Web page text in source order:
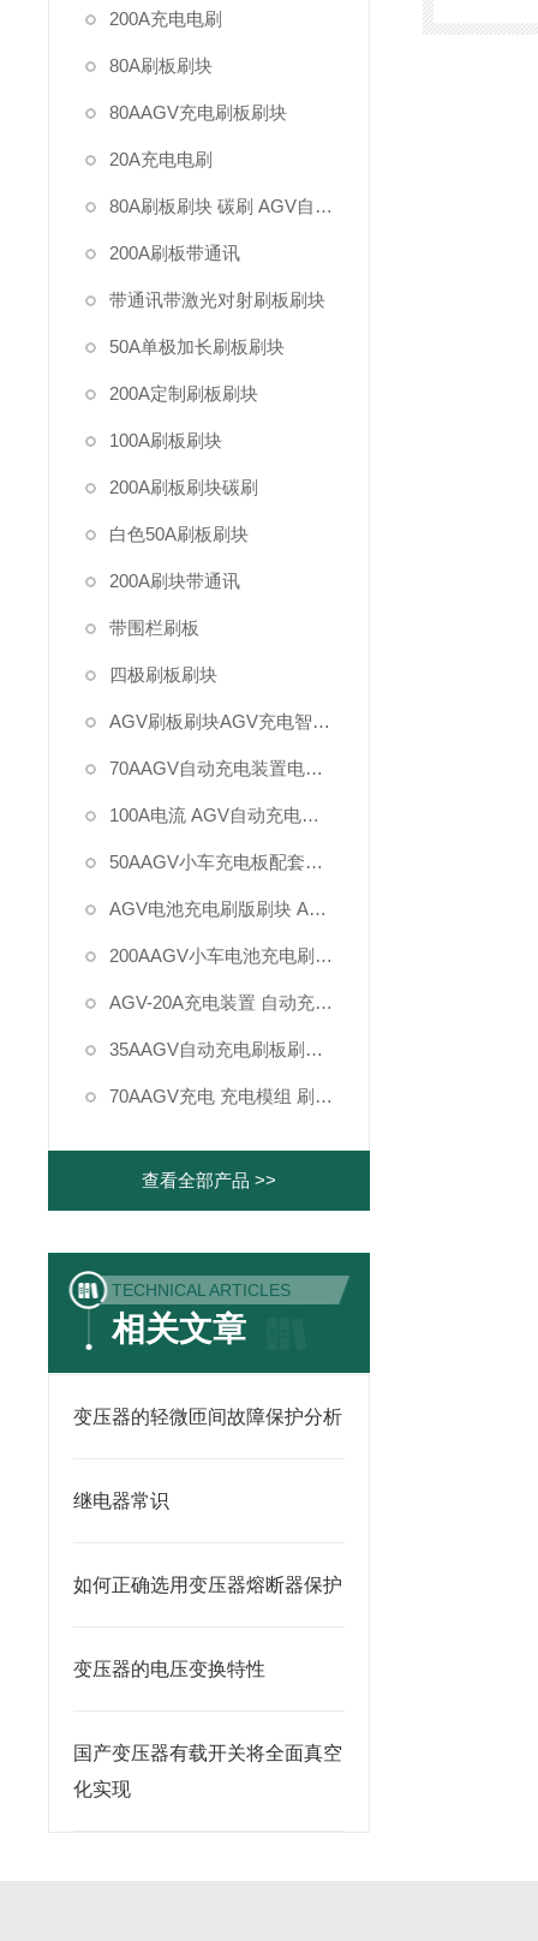
200A充电电刷
80A刷板刷块
80AAGV充电刷板刷块
20A充电电刷
80A刷板刷块 碳刷 AGV自动充电装置
200A刷板带通讯
带通讯带激光对射刷板刷块
50A单极加长刷板刷块
200A定制刷板刷块
100A刷板刷块
200A刷板刷块碳刷
白色50A刷板刷块
200A刷块带通讯
带围栏刷板
四极刷板刷块
AGV刷板刷块AGV充电智能电站接触式在线充电
70AAGV自动充电装置电滑口板刷板刷块 碳刷
100A电流 AGV自动充电集电器充电刷板刷块
50AAGV小车充电板配套刷板接触电刷板刷块
AGV电池充电刷版刷块 AGV智能电站受电板
200AAGV小车电池充电刷刷板刷块
AGV-20A充电装置 自动充电机 充电模组
35AAGV自动充电刷板刷块AGV集电器
70AAGV充电 充电模组 刷板刷块碳刷
查看全部产品 >>
TECHNICAL ARTICLES
相关文章
变压器的轻微匝间故障保护分析
继电器常识
如何正确选用变压器熔断器保护
变压器的电压变换特性
国产变压器有载开关将全面真空
化实现